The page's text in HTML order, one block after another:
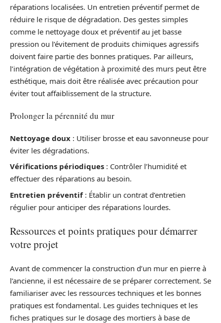
réparations localisées. Un entretien préventif permet de
réduire le risque de dégradation. Des gestes simples
comme le nettoyage doux et préventif au jet basse
pression ou l’évitement de produits chimiques agressifs
doivent faire partie des bonnes pratiques. Par ailleurs,
l’intégration de végétation à proximité des murs peut être
esthétique, mais doit être réalisée avec précaution pour
éviter tout affaiblissement de la structure.
Prolonger la pérennité du mur
Nettoyage doux : Utiliser brosse et eau savonneuse pour
éviter les dégradations.
Vérifications périodiques : Contrôler l’humidité et
effectuer des réparations au besoin.
Entretien préventif: Établir un contrat d’entretien
régulier pour anticiper des réparations lourdes.
Ressources et points pratiques pour démarrer
votre projet
Avant de commencer la construction d’un mur en pierre à
l’ancienne, il est nécessaire de se préparer correctement. Se
familiariser avec les ressources techniques et les bonnes
pratiques est fondamental. Les guides techniques et les
fiches pratiques sur le dosage des mortiers à base de